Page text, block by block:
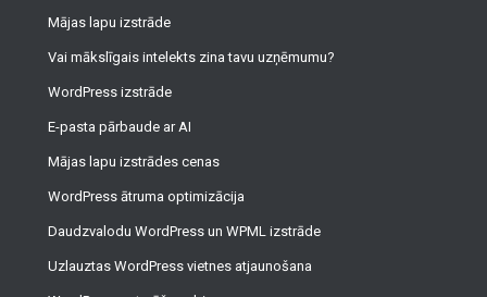
Mājas lapu izstrāde
Vai mākslīgais intelekts zina tavu uzņēmumu?
WordPress izstrāde
E-pasta pārbaude ar AI
Mājas lapu izstrādes cenas
WordPress ātruma optimizācija
Daudzvalodu WordPress un WPML izstrāde
Uzlauztas WordPress vietnes atjaunošana